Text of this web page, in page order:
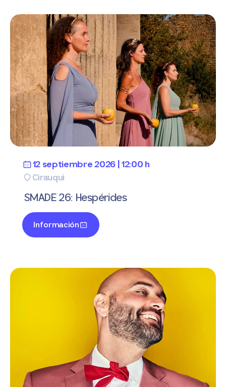
12 septiembre 2026 | 12:00 h
Cirauqui
SMADE 26: Hespérides
Información